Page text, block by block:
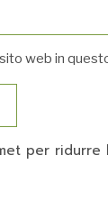
web in
per ridurre